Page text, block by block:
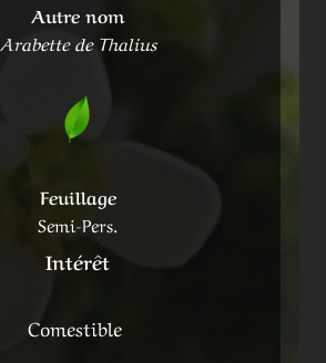
Autre nom
Arabette de Thalius
Feuillage
Semi-Pers.
Intérêt
Comestible